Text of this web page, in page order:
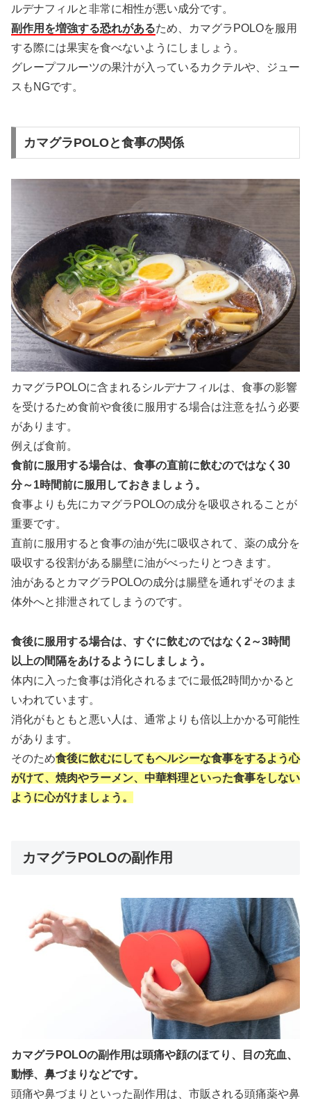
ルデナフィルと非常に相性が悪い成分です。
副作用を増強する恐れがあるため、カマグラPOLOを服用
する際には果実を食べないようにしましょう。
グレープフルーツの果汁が入っているカクテルや、ジュー
スもNGです。
カマグラPOLOと食事の関係
カマグラPOLOに含まれるシルデナフィルは、食事の影響
を受けるため食前や食後に服用する場合は注意を払う必要
があります。
例えば食前。
食前に服用する場合は、食事の直前に飲むのではなく30
分～1時間前に服用しておきましょう。
食事よりも先にカマグラPOLOの成分を吸収されることが
重要です。
直前に服用すると食事の油が先に吸収されて、薬の成分を
吸収する役割がある腸壁に油がべったりとつきます。
油があるとカマグラPOLOの成分は腸壁を通れずそのまま
体外へと排泄されてしまうのです。
食後に服用する場合は、すぐに飲むのではなく2～3時間
以上の間隔をあけるようにしましょう。
体内に入った食事は消化されるまでに最低2時間かかると
いわれています。
消化がもともと悪い人は、通常よりも倍以上かかる可能性
があります。
そのため食後に飲むにしてもヘルシーな食事をするよう心
がけて、焼肉やラーメン、中華料理といった食事をしない
ように心がけましょう。
カマグラPOLOの副作用
カマグラPOLOの副作用は頭痛や顔のほてり、目の充血、
動悸、鼻づまりなどです。
頭痛や鼻づまりといった副作用は、市販される頭痛薬や鼻